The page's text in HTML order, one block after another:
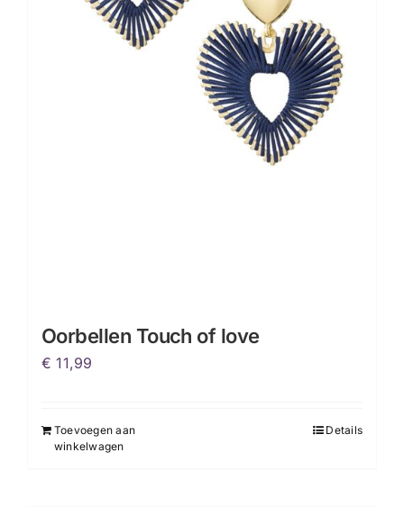
Oorbellen Touch of love
€ 11,99
Toevoegen aan
winkelwagen
Details